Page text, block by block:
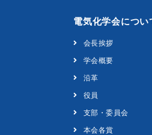
電気化学会につい
会長挨拶
学会概要
沿革
役員
支部・委員会
本会各賞